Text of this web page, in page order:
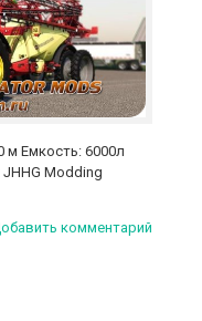
м Емкость: 6000л
Modding
комментарий